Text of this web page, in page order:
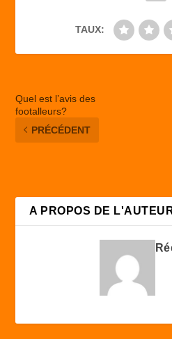
TAUX:
Quel est l’avis des
footalleurs?
PRÉCÉDENT
A PROPOS DE